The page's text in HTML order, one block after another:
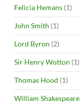
Felicia Hemans (1)
John Smith (1)
Lord Byron (2)
Sir Henry Wotton (1)
Thomas Hood (1)
William Shakespeare